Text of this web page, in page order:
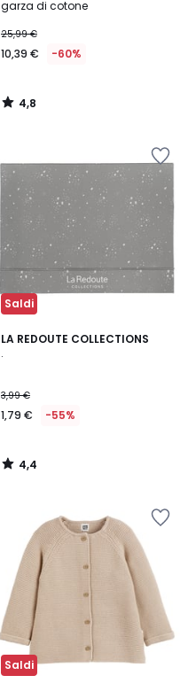
garza di cotone
25,99 €
10,39 € -60%
4,8
/
Saldi
LA REDOUTE COLLECTIONS
.
3,99 €
1,79 € -55%
4,4
4,4
/
Saldi